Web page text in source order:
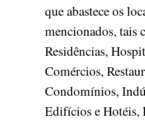
que abastece os
mencionados, tais
Residências,
Comércios,
Condomínios,
Edifícios e Hotéis,